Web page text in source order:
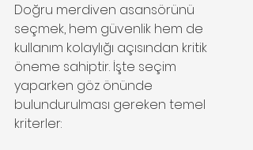
Doğru merdiven asansörünü
seçmek, hem güvenlik hem de
kullanım kolaylığı açısından kritik
öneme sahiptir. İşte seçim
yaparken göz önünde
bulundurulması gereken temel
kriterler: